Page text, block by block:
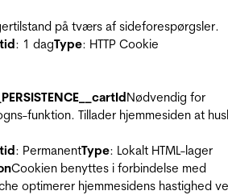
på tværs af sideforespørgsler.
: 1 dagType: HTTP Cookie
Nødvendig for
funktion. Tillader hjemmesiden at
: PermanentType: Lokalt HTML-lager
Cookien benyttes i forbindelse med
optimerer hjemmesidens hastighed